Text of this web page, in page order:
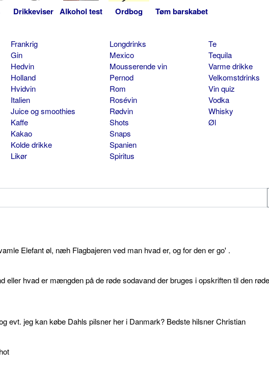
Drikkeviser Alkohol test Ordbog Tøm barskabet
Frankrig
Gin
Hedvin
Holland
Hvidvin
Italien
Juice og smoothies
Kaffe
Kakao
Kolde drikke
Likør
Longdrinks
Mexico
Mousserende vin
Pernod
Rom
Rosévin
Rødvin
Shots
Snaps
Spanien
Spiritus
Te
Tequila
Varme drikke
Velkomstdrinks
Vin quiz
Vodka
Whisky
Øl
Elefant øl, næh Flagbajeren ved man hvad er, og for den er go' .
eller hvad er mængden på de røde sodavand der bruges i opskriften til den
evt. jeg kan købe Dahls pilsner her i Danmark? Bedste hilsner Christian